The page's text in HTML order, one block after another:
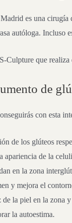
es una
autóloga. Incluso
Culpture que
de
con esta
de los glúteos
apariencia de la
en la zona
y mejora el
la piel en la zona
la autoestima.